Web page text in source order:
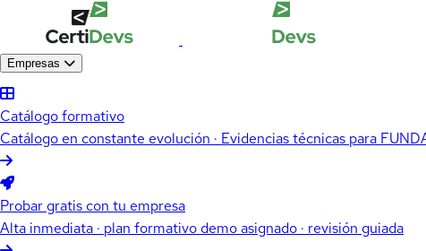
Empresas
Catálogo formativo
Catálogo en constante evolución · Evidencias técnicas para
Probar gratis con tu empresa
Alta inmediata · plan formativo demo asignado · revisión guiada